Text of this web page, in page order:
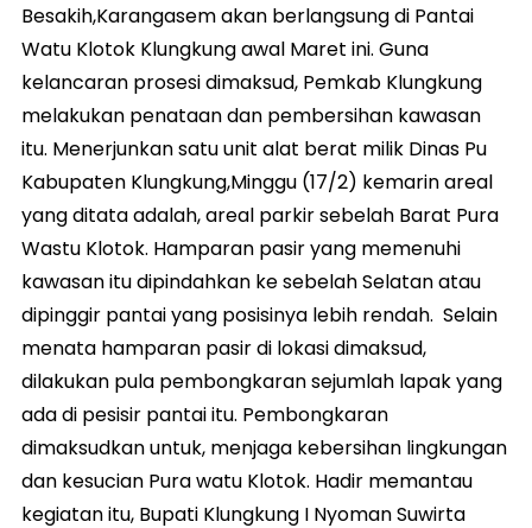
Besakih,Karangasem akan berlangsung di Pantai
Watu Klotok Klungkung awal Maret ini. Guna
kelancaran prosesi dimaksud, Pemkab Klungkung
melakukan penataan dan pembersihan kawasan
itu. Menerjunkan satu unit alat berat milik Dinas Pu
Kabupaten Klungkung,Minggu (17/2) kemarin areal
yang ditata adalah, areal parkir sebelah Barat Pura
Wastu Klotok. Hamparan pasir yang memenuhi
kawasan itu dipindahkan ke sebelah Selatan atau
dipinggir pantai yang posisinya lebih rendah. Selain
menata hamparan pasir di lokasi dimaksud,
dilakukan pula pembongkaran sejumlah lapak yang
ada di pesisir pantai itu. Pembongkaran
dimaksudkan untuk, menjaga kebersihan lingkungan
dan kesucian Pura watu Klotok. Hadir memantau
kegiatan itu, Bupati Klungkung I Nyoman Suwirta